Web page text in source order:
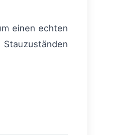
einen echten